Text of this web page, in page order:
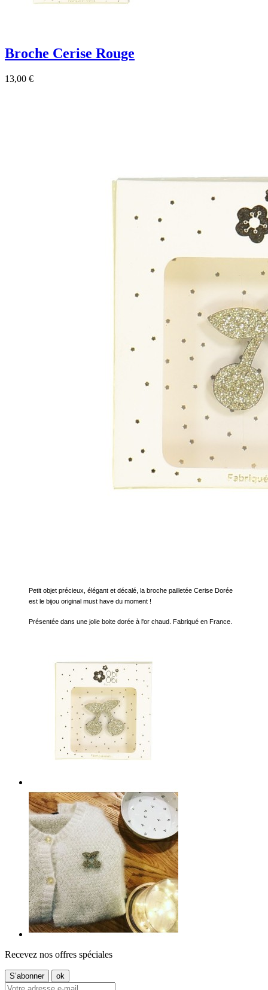
Broche Cerise Rouge
13,00 €
Petit objet précieux, élégant et décalé, la broche pailletée Cerise Dorée
est le bijou original must have du moment !
Présentée dans une jolie boite dorée à l'or chaud. Fabriqué en France.
Recevez nos offres spéciales